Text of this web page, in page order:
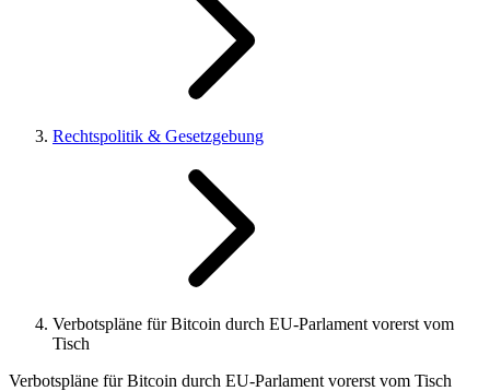
Rechtspolitik & Gesetzgebung
Verbotspläne für Bitcoin durch EU-Parlament vorerst vom
Tisch
Verbotspläne für Bitcoin durch EU-Parlament vorerst vom Tisch